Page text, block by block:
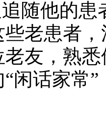
随他的患
老患者
友，熟
闲话家常